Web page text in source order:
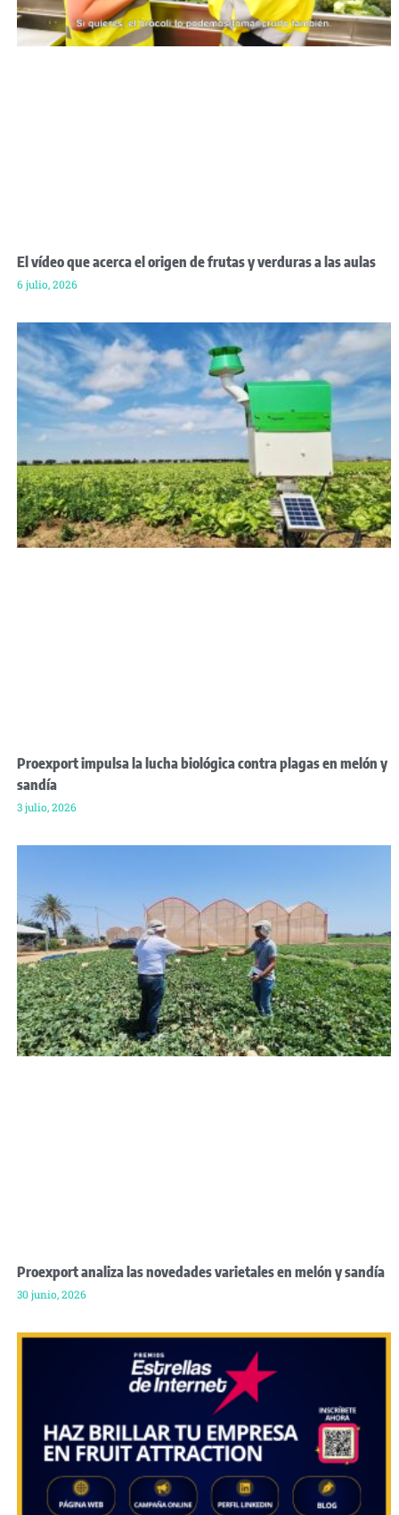
El vídeo que acerca el origen de frutas y verduras a las aulas
6 julio, 2026
Proexport impulsa la lucha biológica contra plagas en melón y
sandía
3 julio, 2026
Proexport analiza las novedades varietales en melón y sandía
30 junio, 2026